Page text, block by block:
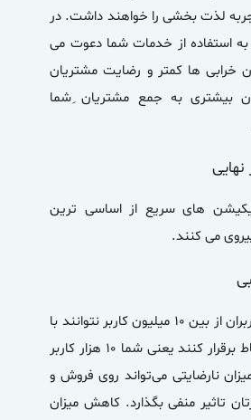
لذت بخشی را خواهند داشت. در
به استفاده از خدمات شما دعوت می
خرابی ها کمتر و رضایت مشتریان
بیشتری به جمع مشتریان ِشما
نهایی
های سریع از اساسی ترین
زمانی که ۱ درصد کاربران از بین ۱۰ میلیون کاربر نتوانند با
اپلیکیشن شما ارتباط برقرار کنند یعنی شما ۱۰ هزار کاربر
نارضایتی می‌تواند روی فروش و
تاثیر منفی بگذارد. کاهش میزان